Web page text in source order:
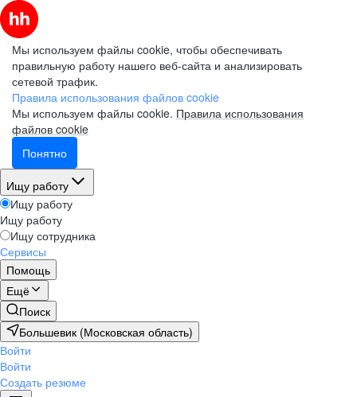
Мы используем файлы cookie, чтобы обеспечивать
правильную работу нашего веб-сайта и анализировать
сетевой трафик.
Правила использования файлов cookie
Мы используем файлы cookie. Правила использования
файлов cookie
Понятно
Ищу работу
Ищу работу
Ищу работу
Ищу сотрудника
Сервисы
Помощь
Ещё
Поиск
Большевик (Московская область)
Войти
Войти
Создать резюме